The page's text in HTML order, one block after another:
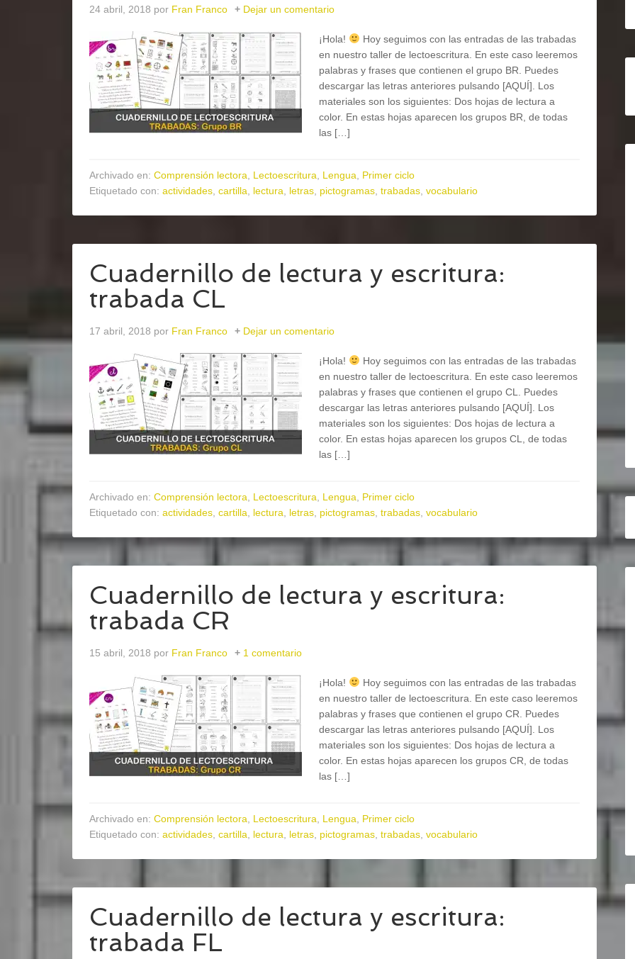
24 abril, 2018 por Fran Franco Dejar un comentario
¡Hola!
Hoy seguimos con las entradas de las trabadas
en nuestro taller de lectoescritura. En este caso leeremos
palabras y frases que contienen el grupo BR. Puedes
descargar las letras anteriores pulsando [AQUÍ]. Los
materiales son los siguientes: Dos hojas de lectura a
color. En estas hojas aparecen los grupos BR, de todas
las […]
Archivado en: Comprensión lectora Lectoescritura Lengua
Primer ciclo
Etiquetado con: actividades cartilla lectura letras pictogramas trabadas vocabulario
Cuadernillo de lectura y escritura:
trabada CL
17 abril, 2018 por Fran Franco Dejar un comentario
¡Hola!
Hoy seguimos con las entradas de las trabadas
en nuestro taller de lectoescritura. En este caso leeremos
palabras y frases que contienen el grupo CL. Puedes
descargar las letras anteriores pulsando [AQUÍ]. Los
materiales son los siguientes: Dos hojas de lectura a
color. En estas hojas aparecen los grupos CL, de todas
las […]
Archivado en: Comprensión lectora Lectoescritura Lengua
Primer ciclo
Etiquetado con: actividades cartilla lectura letras pictogramas trabadas vocabulario
Cuadernillo de lectura y escritura:
trabada CR
15 abril, 2018 por Fran Franco 1 comentario
¡Hola!
Hoy seguimos con las entradas de las trabadas
en nuestro taller de lectoescritura. En este caso leeremos
palabras y frases que contienen el grupo CR. Puedes
descargar las letras anteriores pulsando [AQUÍ]. Los
materiales son los siguientes: Dos hojas de lectura a
color. En estas hojas aparecen los grupos CR, de todas
las […]
Archivado en: Comprensión lectora Lectoescritura Lengua
Primer ciclo
Etiquetado con: actividades cartilla lectura letras pictogramas trabadas vocabulario
Cuadernillo de lectura y escritura:
trabada FL